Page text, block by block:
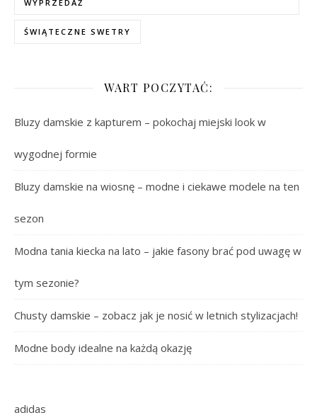
WYPRZEDAŻ
ŚWIĄTECZNE SWETRY
WART POCZYTAĆ:
Bluzy damskie z kapturem – pokochaj miejski look w
wygodnej formie
Bluzy damskie na wiosnę – modne i ciekawe modele na ten
sezon
Modna tania kiecka na lato – jakie fasony brać pod uwagę w
tym sezonie?
Chusty damskie – zobacz jak je nosić w letnich stylizacjach!
Modne body idealne na każdą okazję
adidas